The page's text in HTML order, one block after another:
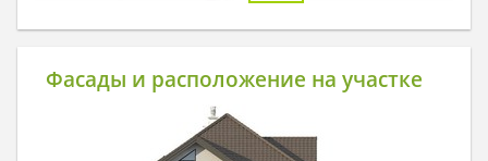
Фасады и расположение на участке